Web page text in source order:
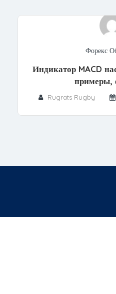
Форекс
Индикатор MACD
примеры,
Rugrats Rugby